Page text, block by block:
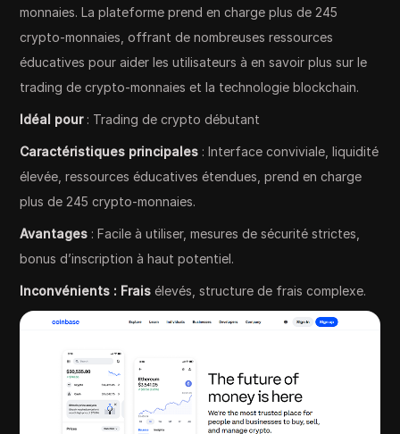
monnaies. La plateforme prend en charge plus de 245
crypto-monnaies, offrant de nombreuses ressources
éducatives pour aider les utilisateurs à en savoir plus sur le
trading de crypto-monnaies et la technologie blockchain.
Idéal pour: Trading de crypto débutant
Caractéristiques principales : Interface conviviale, liquidité
élevée, ressources éducatives étendues, prend en charge
plus de 245 crypto-monnaies.
Avantages : Facile à utiliser, mesures de sécurité strictes,
bonus d’inscription à haut potentiel.
Inconvénients : Frais élevés, structure de frais complexe.